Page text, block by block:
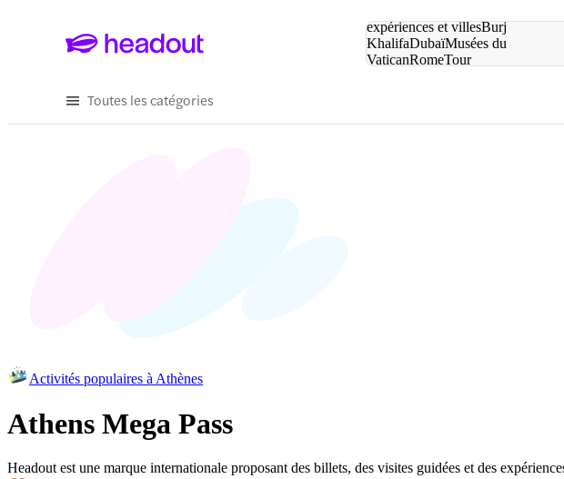
expériences et villesBurj
KhalifaDubaïMusées du
VaticanRomeTour
Toutes les catégories
Activités populaires à Athènes
Athens Mega Pass
Headout est une marque internationale proposant des billets, des visites guidées et des